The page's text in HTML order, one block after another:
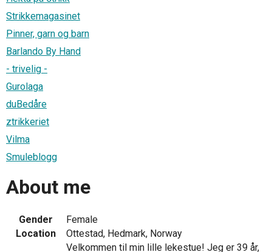
Strikkemagasinet
Pinner, garn og barn
Barlando By Hand
- trivelig -
Gurolaga
duBedåre
ztrikkeriet
Vilma
Smuleblogg
About me
Gender
Female
Location
Ottestad, Hedmark, Norway
Velkommen til min lille lekestue! Jeg er 39 år,